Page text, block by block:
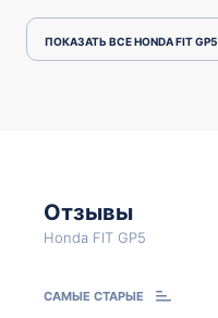
ПОКАЗАТЬ ВСЕ HONDA FIT GP5
Отзывы
Honda FIT GP5
САМЫЕ СТАРЫЕ